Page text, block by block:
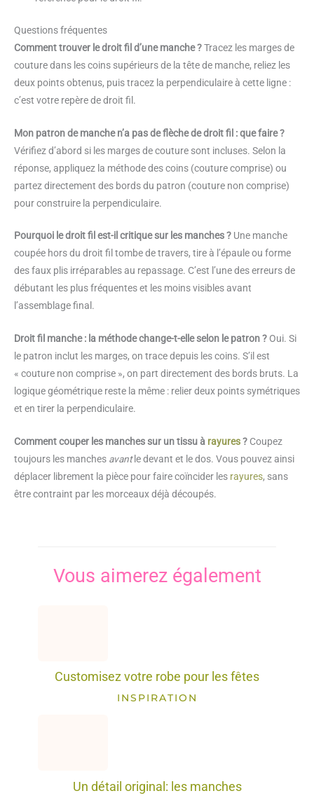
Questions fréquentes
Comment trouver le droit fil d’une manche ?Tracez les marges de
couture dans les coins supérieurs de la tête de manche, reliez les
deux points obtenus, puis tracez la perpendiculaire à cette ligne :
c’est votre repère de droit fil.
Mon patron de manche n’a pas de flèche de droit fil : que faire ?
Vérifiez d’abord si les marges de couture sont incluses. Selon la
réponse, appliquez la méthode des coins (couture comprise) ou
partez directement des bords du patron (couture non comprise)
pour construire la perpendiculaire.
Pourquoi le droit fil est-il critique sur les manches ? Une manche
coupée hors du droit fil tombe de travers, tire à l’épaule ou forme
des faux plis irréparables au repassage. C’est l’une des erreurs de
débutant les plus fréquentes et les moins visibles avant
l’assemblage final.
Droit fil manche : la méthode change-t-elle selon le patron ? Oui. Si
le patron inclut les marges, on trace depuis les coins. S’il est
« couture non comprise », on part directement des bords bruts. La
logique géométrique reste la même : relier deux points symétriques
et en tirer la perpendiculaire.
Comment couper les manches sur un tissu à rayures? Coupez
toujours les manches avantle devant et le dos. Vous pouvez ainsi
déplacer librement la pièce pour faire coïncider les rayures, sans
être contraint par les morceaux déjà découpés.
Vous aimerez également
Customisez votre robe pour les fêtes
INSPIRATION
Un détail original: les manches